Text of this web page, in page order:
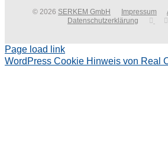
© 2026 SERKEM GmbH Impressum
Datenschutzerklärung
Page load link
WordPress Cookie Hinweis von Real